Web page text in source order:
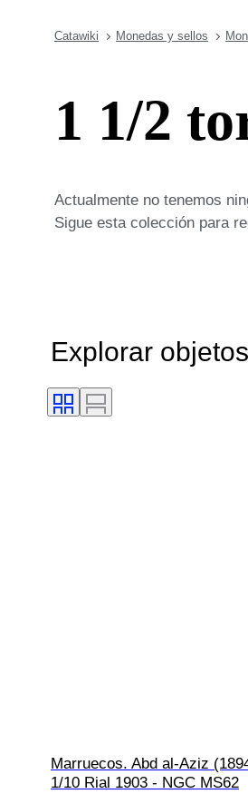
Catawiki Monedas y sellos
1 1/2
Actualmente no tenemos
Sigue esta colección para
Explorar
Marruecos. Abd al-Aziz
1/10 Rial 1903 - NGC MS62